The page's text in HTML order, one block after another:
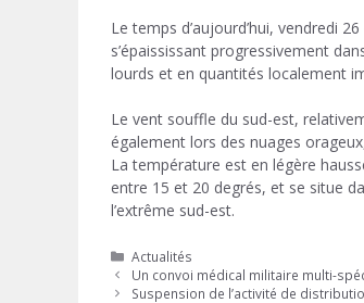
Le temps d’aujourd’hui, vendredi
s’épaississant progressivement
lourds et en quantités localement
Le vent souffle du sud-est,
également lors des nuages
La température est en légère
entre 15 et 20 degrés, et se situe
l’extrême sud-est.
Catégories
Actualités
Un convoi médical militaire multi-
Suspension de l’activité de